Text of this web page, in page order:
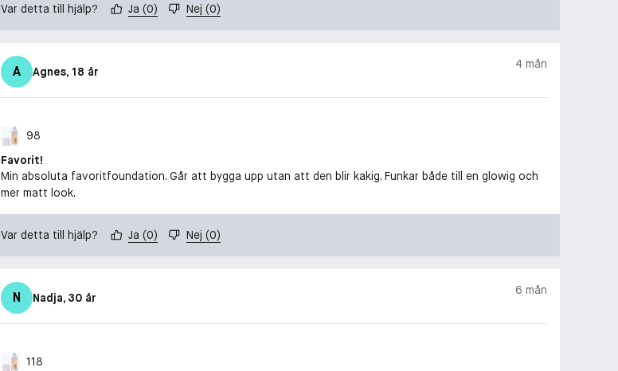
Var detta till hjälp? Ja (0) Nej (0)
A Agnes, 18 år
4 mån
98
Favorit!
Min absoluta favoritfoundation. Går att bygga upp utan att den blir kakig. Funkar både till en glowig och
mer matt look.
Var detta till hjälp? Ja (0) Nej (0)
N Nadja, 30 år
6 mån
118